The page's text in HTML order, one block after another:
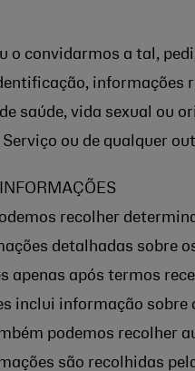
o convidarmos a tal,
saúde, vida sexual ou
ou de qualquer
recolher
detalhadas sobre
após termos
inclui informação
podemos
são recolhidas